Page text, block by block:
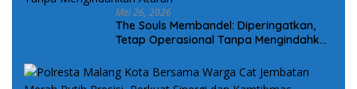
Mei 26, 2026
The Souls Membandel: Diperingatkan,
Tetap Operasional Tanpa Mengindahkan